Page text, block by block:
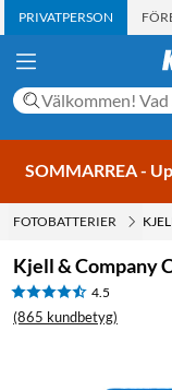
PRIVATPERSON
SOMMARREA -
FOTOBATTERIER
Kjell & Company
4.5
(865 kundbetyg)